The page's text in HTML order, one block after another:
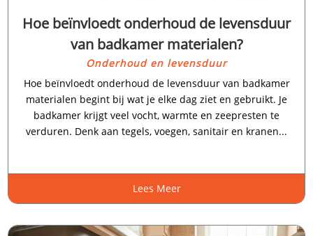
Hoe beïnvloedt onderhoud de levensduur
van badkamer materialen?
Onderhoud en levensduur
Hoe beïnvloedt onderhoud de levensduur van badkamer
materialen begint bij wat je elke dag ziet en gebruikt.​ Je
badkamer krijgt veel vocht, warmte en zeepresten te
verduren.​ Denk aan tegels, voegen, sanitair en kranen...
Lees Meer